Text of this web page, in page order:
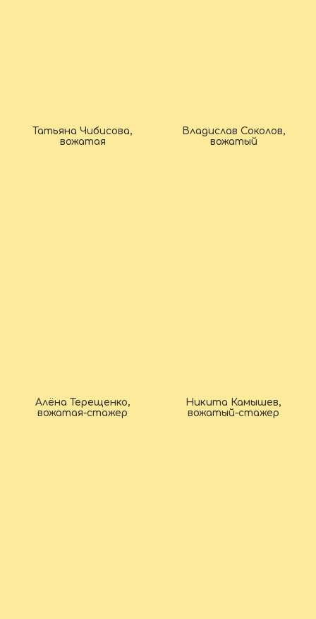
Татьяна Чибисова,
вожатая
Владислав Соколов,
вожатый
Алёна Терещенко,
вожатая-стажер
Никита Камышев,
вожатый-стажер